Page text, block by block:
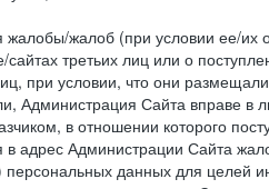
жалобы/жалоб (при условии ее/их
третьих лиц или о
при условии, что они
Администрация Сайта вправе в
в отношении которого
в адрес Администрации Сайта
персональных данных для целей